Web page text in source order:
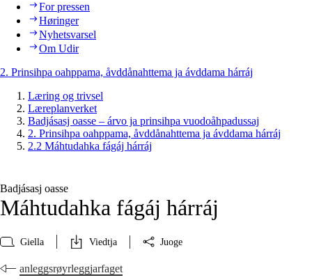
For pressen
Høringer
Nyhetsvarsel
Om Udir
2. Prinsihpa oahppama, åvddånahttema ja ávddama hárráj
Læring og trivsel
Læreplanverket
Badjásasj oasse – árvo ja prinsihpa vuodoåhpadussaj
2. Prinsihpa oahppama, åvddånahttema ja ávddama hárráj
2.2 Máhtudahka fágáj hárráj
Badjásasj oasse
Máhtudahka fágáj hárráj
Giella Viedtja Juoge
anleggsrøyrleggjarfaget